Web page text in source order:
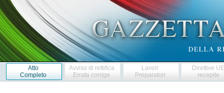
Atto
Completo
Avviso di rettifica
Errata corrige
Lavori
Preparatori
Direttive
recepite